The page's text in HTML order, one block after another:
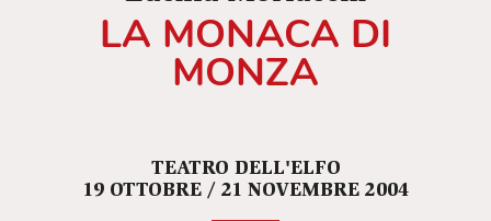
LA MONACA DI
MONZA
TEATRO DELL'ELFO
19 OTTOBRE / 21 NOVEMBRE 2004